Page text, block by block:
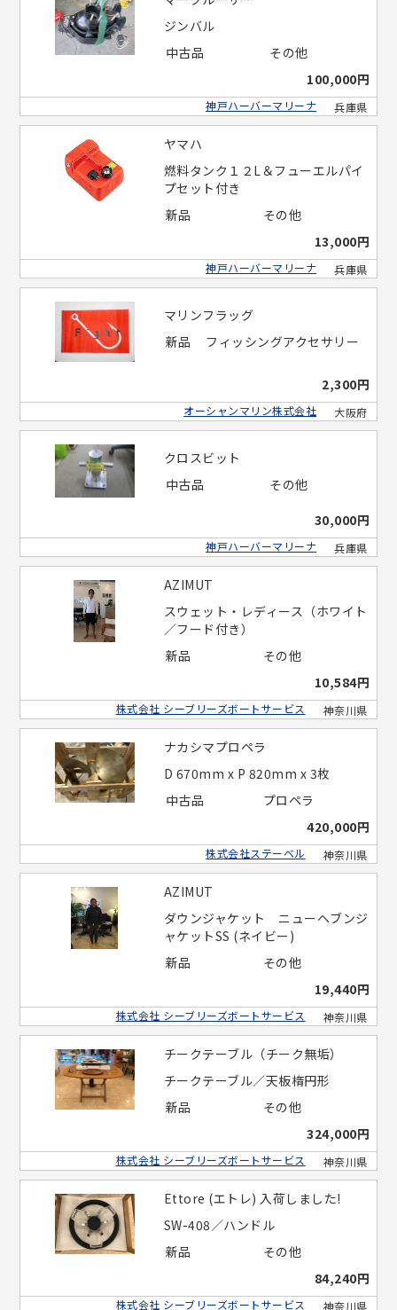
ジンバル
中古品
その他
100,000円
兵庫県
神戸ハーバーマリーナ
ヤマハ
燃料タンク１２L＆フューエルパイ
プセット付き
新品
その他
13,000円
兵庫県
神戸ハーバーマリーナ
マリンフラッグ
新品
フィッシングアクセサリー
2,300円
大阪府
オーシャンマリン株式会社
クロスビット
中古品
その他
30,000円
兵庫県
神戸ハーバーマリーナ
AZIMUT
スウェット・レディース（ホワイト
／フード付き）
新品
その他
10,584円
神奈川県
株式会社 シーブリーズボートサービス
ナカシマプロペラ
D 670mm x P 820mm x 3枚
中古品
プロペラ
420,000円
神奈川県
株式会社ステーベル
AZIMUT
ダウンジャケット ニューヘブンジ
ャケットSS (ネイビー)
新品
その他
19,440円
神奈川県
株式会社 シーブリーズボートサービス
チークテーブル（チーク無垢）
チークテーブル／天板楕円形
新品
その他
324,000円
神奈川県
株式会社 シーブリーズボートサービス
Ettore (エトレ) 入荷しました!
SW-408／ハンドル
新品
その他
84,240円
神奈川県
株式会社 シーブリーズボートサービス